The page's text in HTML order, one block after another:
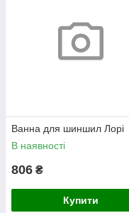
Ванна для шиншил Лорі
В наявності
806 ₴
Купити